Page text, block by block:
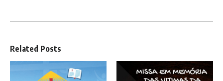
Related Posts